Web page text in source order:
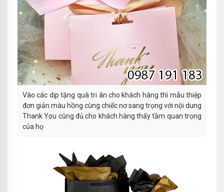
Vào các dịp tặng quà tri ân cho khách hàng thì mẫu thiệp
đơn giản màu hồng cùng chiếc nơ sang trọng với nội dung
Thank You cũng đủ cho khách hàng thấy tầm quan trọng
của họ